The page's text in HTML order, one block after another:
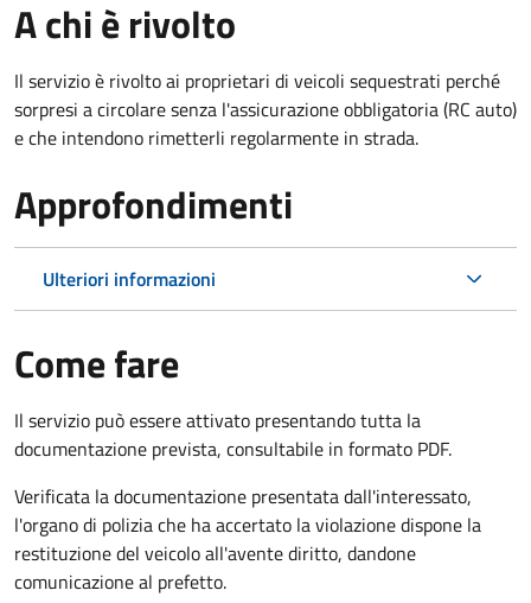
A chi è rivolto
Il servizio è rivolto ai proprietari di veicoli sequestrati perché
sorpresi a circolare senza l'assicurazione obbligatoria (RC auto)
e che intendono rimetterli regolarmente in strada.
Approfondimenti
Ulteriori informazioni
Come fare
Il servizio può essere attivato presentando tutta la
documentazione prevista, consultabile in formato PDF.
Verificata la documentazione presentata dall'interessato,
l'organo di polizia che ha accertato la violazione dispone la
restituzione del veicolo all'avente diritto, dandone
comunicazione al prefetto.